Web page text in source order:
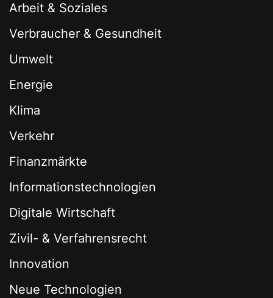
Arbeit & Soziales
Verbraucher & Gesundheit
Umwelt
Energie
Klima
Verkehr
Finanzmärkte
Informationstechnologien
Digitale Wirtschaft
Zivil- & Verfahrensrecht
Innovation
Neue Technologien